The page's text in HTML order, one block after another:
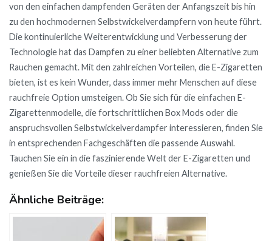
von den einfachen dampfenden Geräten der Anfangszeit bis hin
zu den hochmodernen Selbstwickelverdampfern von heute führt.
Die kontinuierliche Weiterentwicklung und Verbesserung der
Technologie hat das Dampfen zu einer beliebten Alternative zum
Rauchen gemacht. Mit den zahlreichen Vorteilen, die E-Zigaretten
bieten, ist es kein Wunder, dass immer mehr Menschen auf diese
rauchfreie Option umsteigen. Ob Sie sich für die einfachen E-
Zigarettenmodelle, die fortschrittlichen Box Mods oder die
anspruchsvollen Selbstwickelverdampfer interessieren, finden Sie
in entsprechenden Fachgeschäften die passende Auswahl.
Tauchen Sie ein in die faszinierende Welt der E-Zigaretten und
genießen Sie die Vorteile dieser rauchfreien Alternative.
Ähnliche Beiträge: